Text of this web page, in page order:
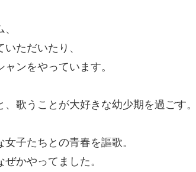
ただいたり、
ンをやっています。
歌うことが大好きな幼少期を過ごす。
子たちとの青春を謳歌。
かやってました。